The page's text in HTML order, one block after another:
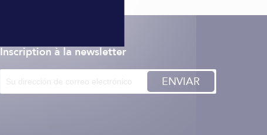
Inscription à la newsletter
ENVIAR